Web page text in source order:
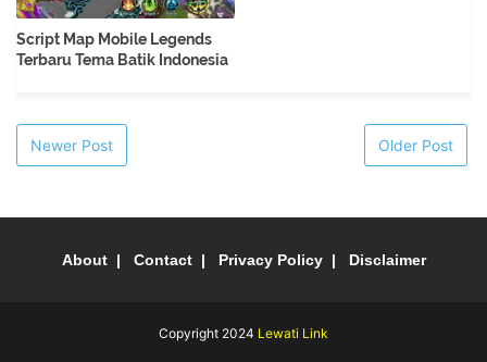
Script Map Mobile Legends
Terbaru Tema Batik Indonesia
Newer Post Older Post
About Contact Privacy Policy Disclaimer
Copyright 2024 Lewati Link